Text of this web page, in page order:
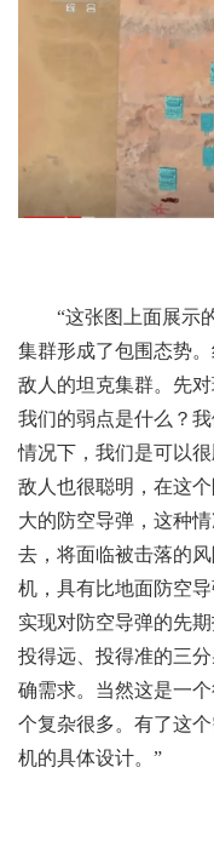
“这张图上面展示
集群形成了包围态势
敌人的坦克集群。先
我们的弱点是什么？
情况下，我们是可以
敌人也很聪明，在这
大的防空导弹，这种
去，将面临被击落的
机，具有比地面防空
实现对防空导弹的先
投得远、投得准的三
确需求。当然这是一
个复杂很多。有了这
机的具体设计。”